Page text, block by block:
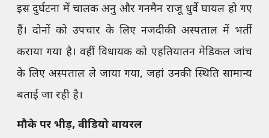
इस दुर्घटना में चालक अनु और गनमैन राजू धुर्वे घायल हो गए
हैं। दोनों को उपचार के लिए नजदीकी अस्पताल में भर्ती
कराया गया है। वहीं विधायक को एहतियातन मेडिकल जांच
के लिए अस्पताल ले जाया गया, जहां उनकी स्थिति सामान्य
बताई जा रही है।
मौके पर भीड़, वीडियो वायरल